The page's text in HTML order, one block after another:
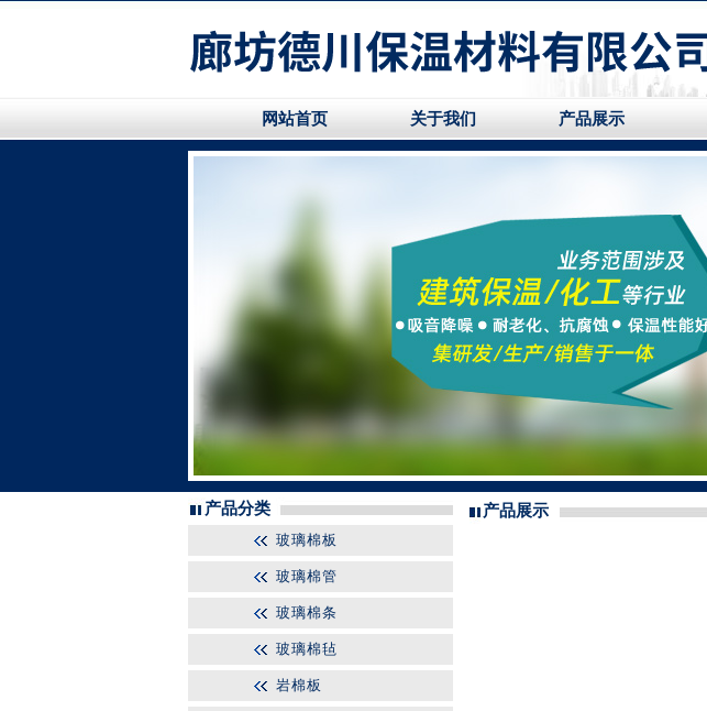
网站首页 关于我们 产品展示
产品分类
玻璃棉板
玻璃棉管
玻璃棉条
玻璃棉毡
岩棉板
产品展示